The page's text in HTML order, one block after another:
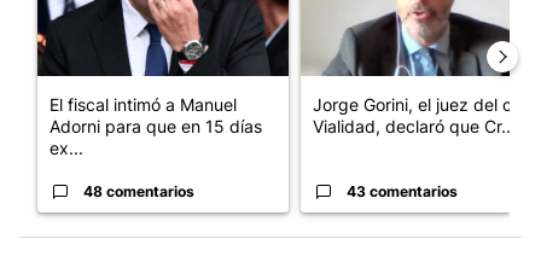
El fiscal intimó a Manuel
Adorni para que en 15 días
ex...
48 comentarios
Jorge Gorini, el juez del caso
Vialidad, declaró que Cr...
43 comentarios